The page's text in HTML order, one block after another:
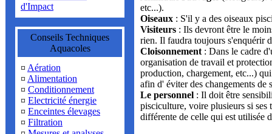
d'Impact
Conseils Techniques
Aquacoles
¤ Aération
¤ Alimentation
¤ Conditionnement
¤ Electricité énergie
¤ Enceintes élevages
¤ Filtration
etc...).
Oiseaux : S'il y a des oiseaux
Visiteurs : Ils devront être le
rien. Il faudra toujours s'enquérir
Cloisonnement : Dans le cadre
organisation de travail et
production, chargement, etc...)
afin d' éviter des changements de
Le personnel : Il doit être
pisciculture, voire plusieurs si ses
différente de celle qui est utilisée